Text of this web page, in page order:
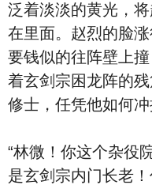
泛着淡淡的黄光，
在里面。赵烈的脸
要钱似的往阵壁上
着玄剑宗困龙阵的
修士，任凭他如何冲
“林微！你这个杂役
是玄剑宗内门长老